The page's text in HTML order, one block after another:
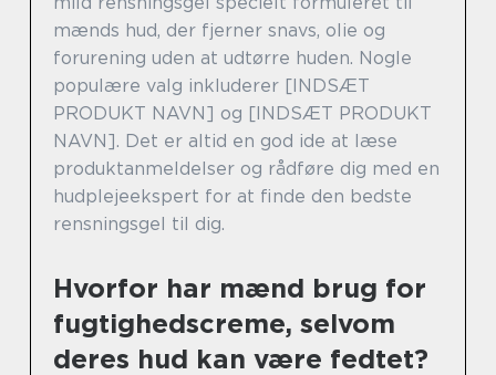
mænds hud, der fjerner snavs, olie og
forurening uden at udtørre huden. Nogle
populære valg inkluderer [INDSÆT
PRODUKT NAVN] og [INDSÆT PRODUKT
NAVN]. Det er altid en god ide at læse
produktanmeldelser og rådføre dig med en
hudplejeekspert for at finde den bedste
rensningsgel til dig.
Hvorfor har mænd brug for
fugtighedscreme, selvom
deres hud kan være fedtet?